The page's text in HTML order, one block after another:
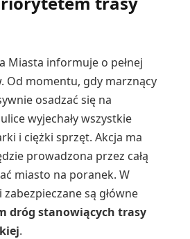
Miasta informuje o pełnej
Od momentu, gdy marznący
osadzać się na
wyjechały wszystkie
i ciężki sprzęt. Akcja ma
prowadzona przez całą
miasto na poranek. W
są główne
dróg stanowiących trasy
.